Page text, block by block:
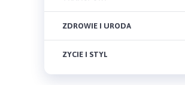
ZDROWIE I URODA
ZYCIE I STYL